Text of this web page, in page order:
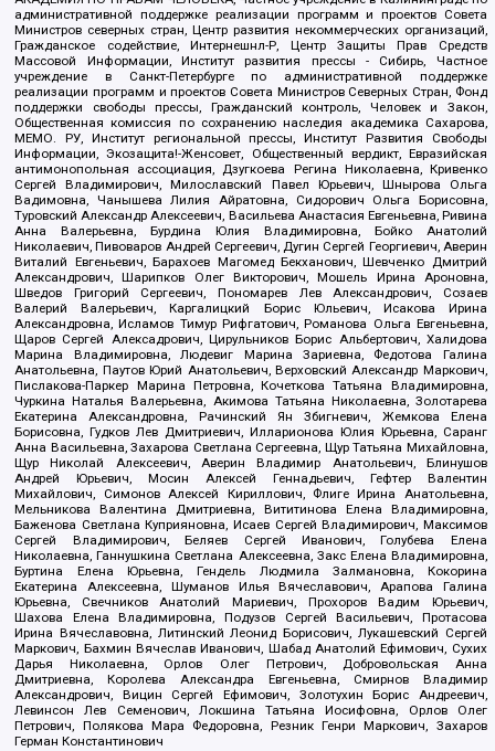
административной поддержке реализации программ и проектов Совета
Министров северных стран, Центр развития некоммерческих организаций,
Гражданское содействие, Интернешнл-Р, Центр Защиты Прав Средств
Массовой Информации, Институт развития прессы - Сибирь, Частное
учреждение в Санкт-Петербурге по административной поддержке
реализации программ и проектов Совета Министров Северных Стран, Фонд
поддержки свободы прессы, Гражданский контроль, Человек и Закон,
Общественная комиссия по сохранению наследия академика Сахарова,
МЕМО. РУ, Институт региональной прессы, Институт Развития Свободы
Информации, Экозащита!-Женсовет, Общественный вердикт, Евразийская
антимонопольная ассоциация, Дзугкоева Регина Николаевна, Кривенко
Сергей Владимирович, Милославский Павел Юрьевич, Шнырова Ольга
Вадимовна, Чанышева Лилия Айратовна, Сидорович Ольга Борисовна,
Туровский Александр Алексеевич, Васильева Анастасия Евгеньевна, Ривина
Анна Валерьевна, Бурдина Юлия Владимировна, Бойко Анатолий
Николаевич, Пивоваров Андрей Сергеевич, Дугин Сергей Георгиевич, Аверин
Виталий Евгеньевич, Барахоев Магомед Бекханович, Шевченко Дмитрий
Александрович, Шарипков Олег Викторович, Мошель Ирина Ароновна,
Шведов Григорий Сергеевич, Пономарев Лев Александрович, Созаев
Валерий Валерьевич, Каргалицкий Борис Юльевич, Исакова Ирина
Александровна, Исламов Тимур Рифгатович, Романова Ольга Евгеньевна,
Щаров Сергей Алексадрович, Цирульников Борис Альбертович, Халидова
Марина Владимировна, Людевиг Марина Зариевна, Федотова Галина
Анатольевна, Паутов Юрий Анатольевич, Верховский Александр Маркович,
Пислакова-Паркер Марина Петровна, Кочеткова Татьяна Владимировна,
Чуркина Наталья Валерьевна, Акимова Татьяна Николаевна, Золотарева
Екатерина Александровна, Рачинский Ян Збигневич, Жемкова Елена
Борисовна, Гудков Лев Дмитриевич, Илларионова Юлия Юрьевна, Саранг
Анна Васильевна, Захарова Светлана Сергеевна, Щур Татьяна Михайловна,
Щур Николай Алексеевич, Аверин Владимир Анатольевич, Блинушов
Андрей Юрьевич, Мосин Алексей Геннадьевич, Гефтер Валентин
Михайлович, Симонов Алексей Кириллович, Флиге Ирина Анатольевна,
Мельникова Валентина Дмитриевна, Вититинова Елена Владимировна,
Баженова Светлана Куприяновна, Исаев Сергей Владимирович, Максимов
Сергей Владимирович, Беляев Сергей Иванович, Голубева Елена
Николаевна, Ганнушкина Светлана Алексеевна, Закс Елена Владимировна,
Буртина Елена Юрьевна, Гендель Людмила Залмановна, Кокорина
Екатерина Алексеевна, Шуманов Илья Вячеславович, Арапова Галина
Юрьевна, Свечников Анатолий Мариевич, Прохоров Вадим Юрьевич,
Шахова Елена Владимировна, Подузов Сергей Васильевич, Протасова
Ирина Вячеславовна, Литинский Леонид Борисович, Лукашевский Сергей
Маркович, Бахмин Вячеслав Иванович, Шабад Анатолий Ефимович, Сухих
Дарья Николаевна, Орлов Олег Петрович, Добровольская Анна
Дмитриевна, Королева Александра Евгеньевна, Смирнов Владимир
Александрович, Вицин Сергей Ефимович, Золотухин Борис Андреевич,
Левинсон Лев Семенович, Локшина Татьяна Иосифовна, Орлов Олег
Петрович, Полякова Мара Федоровна, Резник Генри Маркович, Захаров
Герман Константинович